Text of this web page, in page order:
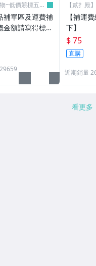
~低價競標五六
補單區及運費補
金額請寫得標商
運費請寫棄標商
運費
【貳扌殿
我
【補運
下】
$ 75
直購
近期銷量
看更多